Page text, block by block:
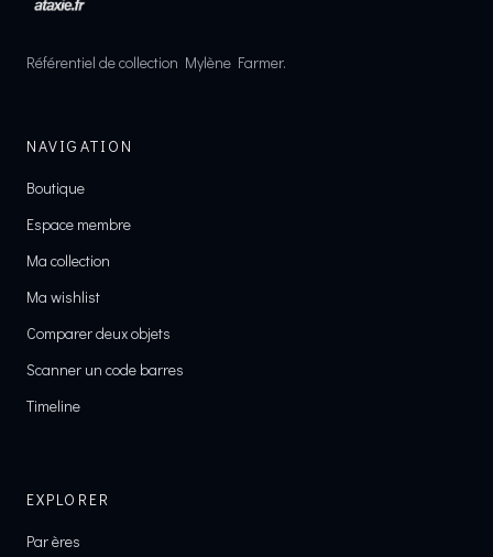
Référentiel de collection Mylène Farmer.
NAVIGATION
Boutique
Espace membre
Ma collection
Ma wishlist
Comparer deux objets
Scanner un code barres
Timeline
EXPLORER
Par ères